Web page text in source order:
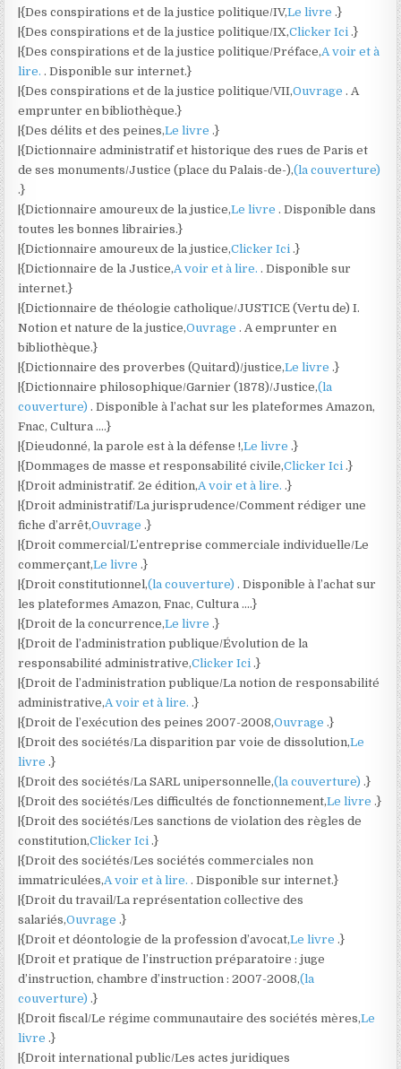
|{Des conspirations et de la justice politique/IV,Le livre .}
|{Des conspirations et de la justice politique/IX,Clicker Ici .}
|{Des conspirations et de la justice politique/Préface,A voir et à
lire. . Disponible sur internet.}
|{Des conspirations et de la justice politique/VII,Ouvrage . A
emprunter en bibliothèque.}
|{Des délits et des peines,Le livre .}
|{Dictionnaire administratif et historique des rues de Paris et
de ses monuments/Justice (place du Palais-de-),(la couverture)
.}
|{Dictionnaire amoureux de la justice,Le livre . Disponible dans
toutes les bonnes librairies.}
|{Dictionnaire amoureux de la justice,Clicker Ici .}
|{Dictionnaire de la Justice,A voir et à lire. . Disponible sur
internet.}
|{Dictionnaire de théologie catholique/JUSTICE (Vertu de) I.
Notion et nature de la justice,Ouvrage . A emprunter en
bibliothèque.}
|{Dictionnaire des proverbes (Quitard)/justice,Le livre .}
|{Dictionnaire philosophique/Garnier (1878)/Justice,(la
couverture) . Disponible à l’achat sur les plateformes Amazon,
Fnac, Cultura ….}
|{Dieudonné, la parole est à la défense !,Le livre .}
|{Dommages de masse et responsabilité civile,Clicker Ici .}
|{Droit administratif. 2e édition,A voir et à lire. .}
|{Droit administratif/La jurisprudence/Comment rédiger une
fiche d’arrêt,Ouvrage .}
|{Droit commercial/L’entreprise commerciale individuelle/Le
commerçant,Le livre .}
|{Droit constitutionnel,(la couverture) . Disponible à l’achat sur
les plateformes Amazon, Fnac, Cultura ….}
|{Droit de la concurrence,Le livre .}
|{Droit de l’administration publique/Évolution de la
responsabilité administrative,Clicker Ici .}
|{Droit de l’administration publique/La notion de responsabilité
administrative,A voir et à lire. .}
|{Droit de l’exécution des peines 2007-2008,Ouvrage .}
|{Droit des sociétés/La disparition par voie de dissolution,Le
livre .}
|{Droit des sociétés/La SARL unipersonnelle,(la couverture) .}
|{Droit des sociétés/Les difficultés de fonctionnement,Le livre .}
|{Droit des sociétés/Les sanctions de violation des règles de
constitution,Clicker Ici .}
|{Droit des sociétés/Les sociétés commerciales non
immatriculées,A voir et à lire. . Disponible sur internet.}
|{Droit du travail/La représentation collective des
salariés,Ouvrage .}
|{Droit et déontologie de la profession d’avocat,Le livre .}
|{Droit et pratique de l’instruction préparatoire : juge
d’instruction, chambre d’instruction : 2007-2008,(la
couverture) .}
|{Droit fiscal/Le régime communautaire des sociétés mères,Le
livre .}
|{Droit international public/Les actes juridiques